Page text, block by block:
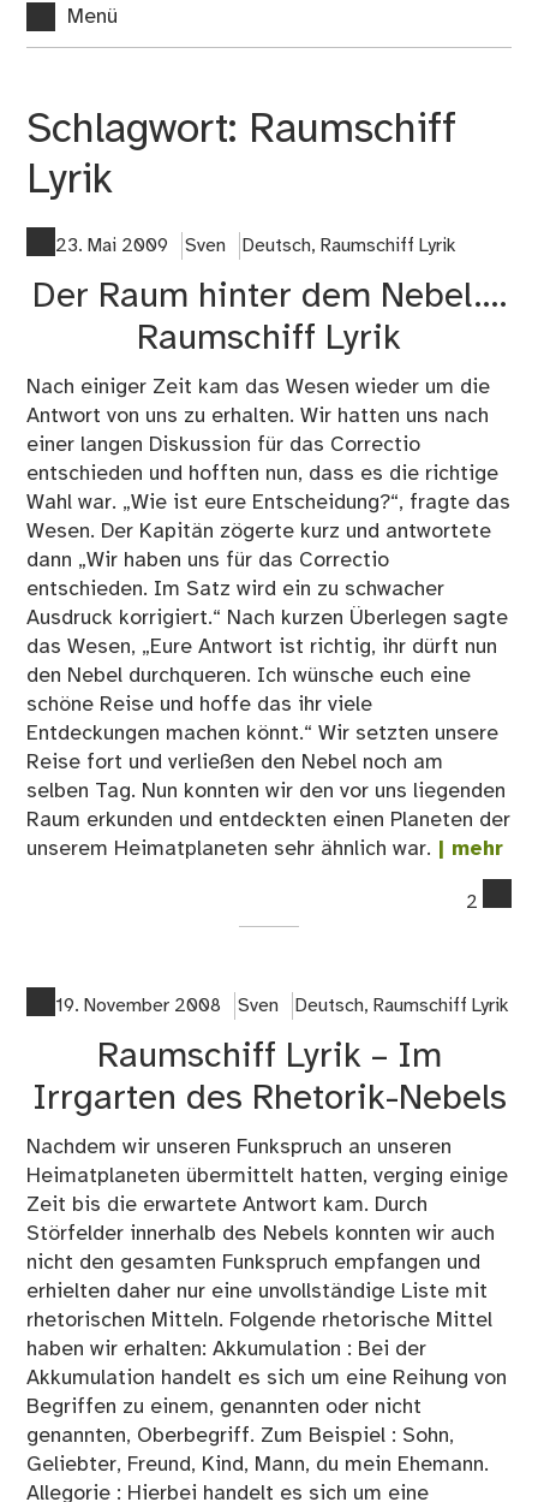
Menü
Schlagwort: Raumschiff
Lyrik
23. Mai 2009 Sven Deutsch, Raumschiff Lyrik
Der Raum hinter dem Nebel….
Raumschiff Lyrik
Nach einiger Zeit kam das Wesen wieder um die
Antwort von uns zu erhalten. Wir hatten uns nach
einer langen Diskussion für das Correctio
entschieden und hofften nun, dass es die richtige
Wahl war. „Wie ist eure Entscheidung?“, fragte das
Wesen. Der Kapitän zögerte kurz und antwortete
dann „Wir haben uns für das Correctio
entschieden. Im Satz wird ein zu schwacher
Ausdruck korrigiert.“ Nach kurzen Überlegen sagte
das Wesen, „Eure Antwort ist richtig, ihr dürft nun
den Nebel durchqueren. Ich wünsche euch eine
schöne Reise und hoffe das ihr viele
Entdeckungen machen könnt.“ Wir setzten unsere
Reise fort und verließen den Nebel noch am
selben Tag. Nun konnten wir den vor uns liegenden
Raum erkunden und entdeckten einen Planeten der
unserem Heimatplaneten sehr ähnlich war. | mehr
2
19. November 2008 Sven Deutsch, Raumschiff Lyrik
Raumschiff Lyrik – Im
Irrgarten des Rhetorik-Nebels
Nachdem wir unseren Funkspruch an unseren
Heimatplaneten übermittelt hatten, verging einige
Zeit bis die erwartete Antwort kam. Durch
Störfelder innerhalb des Nebels konnten wir auch
nicht den gesamten Funkspruch empfangen und
erhielten daher nur eine unvollständige Liste mit
rhetorischen Mitteln. Folgende rhetorische Mittel
haben wir erhalten: Akkumulation : Bei der
Akkumulation handelt es sich um eine Reihung von
Begriffen zu einem, genannten oder nicht
genannten, Oberbegriff. Zum Beispiel : Sohn,
Geliebter, Freund, Kind, Mann, du mein Ehemann.
Allegorie : Hierbei handelt es sich um eine